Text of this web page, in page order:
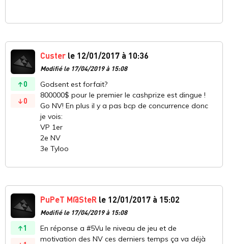
0
0
Custer le 12/01/2017 à 10:36
Modifié le 17/04/2019 à 15:08
Godsent est forfait?
800000$ pour le premier le cashprize est dingue !
Go NV! En plus il y a pas bcp de concurrence donc
je vois:
VP 1er
2e NV
3e Tyloo
1
PuPeT M@SteR le 12/01/2017 à 15:02
Modifié le 17/04/2019 à 15:08
En réponse a #5Vu le niveau de jeu et de
motivation des NV ces derniers temps ça va déjà